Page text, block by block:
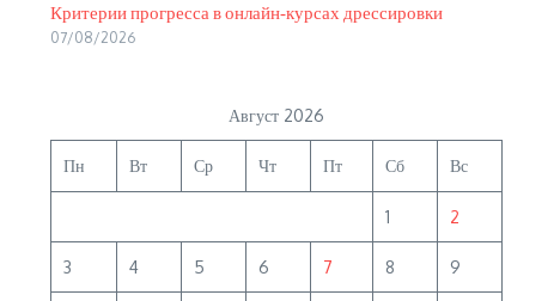
Критерии прогресса в онлайн‑курсах дрессировки
07/08/2026
Август 2026
Пн Вт Ср Чт Пт Сб Вс
1 2
3 4 5 6 7 8 9